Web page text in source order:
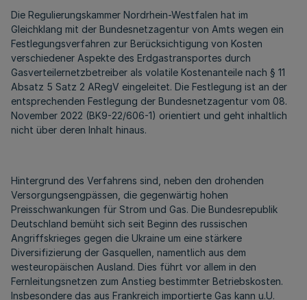
Die Regulierungskammer Nordrhein-Westfalen hat im
Gleichklang mit der Bundesnetzagentur von Amts wegen ein
Festlegungsverfahren zur Berücksichtigung von Kosten
verschiedener Aspekte des Erdgastransportes durch
Gasverteilernetzbetreiber als volatile Kostenanteile nach § 11
Absatz 5 Satz 2 ARegV eingeleitet. Die Festlegung ist an der
entsprechenden Festlegung der Bundesnetzagentur vom 08.
November 2022 (BK9-22/606-1) orientiert und geht inhaltlich
nicht über deren Inhalt hinaus.
Hintergrund des Verfahrens sind, neben den drohenden
Versorgungsengpässen, die gegenwärtig hohen
Preisschwankungen für Strom und Gas. Die Bundesrepublik
Deutschland bemüht sich seit Beginn des russischen
Angriffskrieges gegen die Ukraine um eine stärkere
Diversifizierung der Gasquellen, namentlich aus dem
westeuropäischen Ausland. Dies führt vor allem in den
Fernleitungsnetzen zum Anstieg bestimmter Betriebskosten.
Insbesondere das aus Frankreich importierte Gas kann u.U.